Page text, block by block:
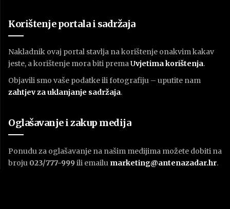
Korištenje portala i sadržaja
Nakladnik ovaj portal stavlja na korištenje onakvim kakav
jeste, a korištenje mora biti premaUvjetima korištenja.
Objavili smo vaše podatke ili fotografiju – uputite nam
zahtjev za uklanjanje sadržaja.
Oglašavanje i zakup medija
Ponudu za oglašavanje na našim medijima možete dobiti na
broju 023/777-999 ili emailu marketing@antenazadar.hr.